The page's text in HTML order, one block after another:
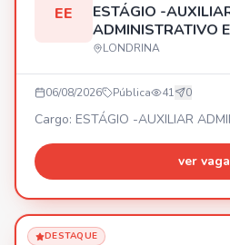
EE
ESTÁGIO -
ADMINISTRATIVO
LONDRINA
06/08/2026 Pública 41 0
Cargo: ESTÁGIO -AUXILIAR
ver vaga
DESTAQUE